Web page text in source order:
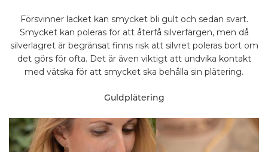
Försvinner lacket kan smycket bli gult och sedan svart.
Smycket kan poleras för att återfå silverfärgen, men då
silverlagret är begränsat finns risk att silvret poleras bort om
det görs för ofta. Det är även viktigt att undvika kontakt
med vätska för att smycket ska behålla sin plätering.
Guldplätering